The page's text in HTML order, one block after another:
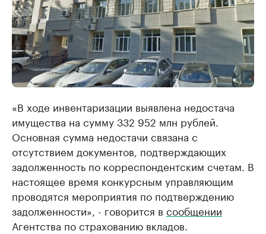
«В ходе инвентаризации выявлена недостача
имущества на сумму 332 952 млн рублей.
Основная сумма недостачи связана с
отсутствием документов, подтверждающих
задолженность по корреспондентским счетам. В
настоящее время конкурсным управляющим
проводятся мероприятия по подтверждению
задолженности», - говорится в сообщении
Агентства по страхованию вкладов.